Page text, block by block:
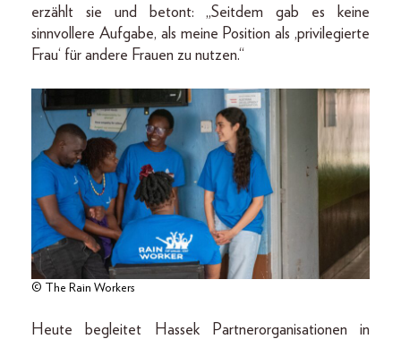
erzählt sie und betont: „Seitdem gab es keine
sinnvollere Aufgabe, als meine Position als ‚privilegierte
Frau‘ für andere Frauen zu nutzen.“
© The Rain Workers
Heute begleitet Hassek Partnerorganisationen in